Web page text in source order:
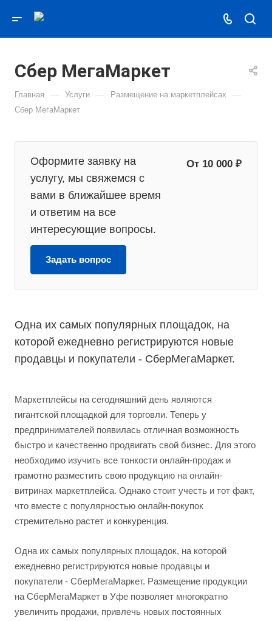
Сбер МегаМаркет
Главная — Услуги — Размещение на маркетплейсах —
Сбер МегаМаркет
Оформите заявку на
услугу, мы свяжемся с
вами в ближайшее время
и ответим на все
интересующие вопросы.
От 10 000 ₽
Задать вопрос
Одна их самых популярных площадок, на
которой ежедневно регистрируются новые
продавцы и покупатели - СберМегаМаркет.
Маркетплейсы на сегодняшний день являются
гигантской площадкой для торговли. Теперь у
предпринимателей появилась отличная возможность
быстро и качественно продвигать свой бизнес. Для этого
необходимо изучить все тонкости онлайн-продаж и
грамотно разместить свою продукцию на онлайн-
витринах маркетплейса. Однако стоит учесть и тот факт,
что вместе с популярностью онлайн-покупок
стремительно растет и конкуренция.
Одна их самых популярных площадок, на которой
ежедневно регистрируются новые продавцы и
покупатели - СберМегаМаркет. Размещение продукции
на СберМегаМаркет в Уфе позволяет многократно
увеличить продажи, привлечь новых постоянных